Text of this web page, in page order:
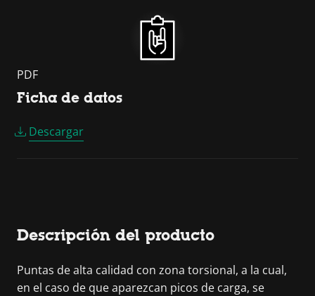
PDF
Ficha de datos
Descargar
Descripción del producto
Puntas de alta calidad con zona torsional, a la cual,
en el caso de que aparezcan picos de carga, se